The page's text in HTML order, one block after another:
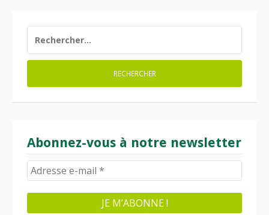
Abonnez-vous à notre newsletter